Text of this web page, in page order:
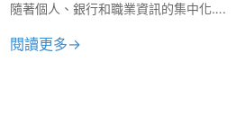
隨著個人、銀行和職業資訊的集中化….
閱讀更多→